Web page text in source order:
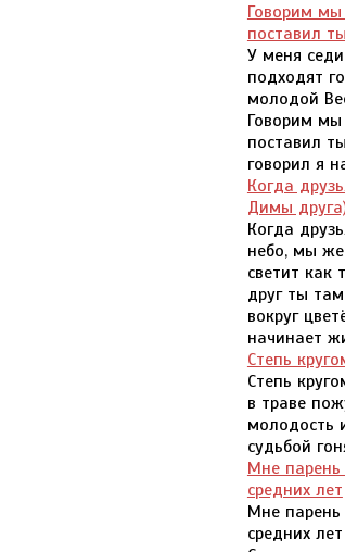
Говорим мы
поставил
У меня
подходят
молодой
Говорим мы
поставил
говорил я
Когда
Димы
Когда
небо, мы
светит как
друг ты
вокруг
начинает
Степь
Степь
в траве
молодость
судьбой
Мне парень
средних лет
Мне парень
средних